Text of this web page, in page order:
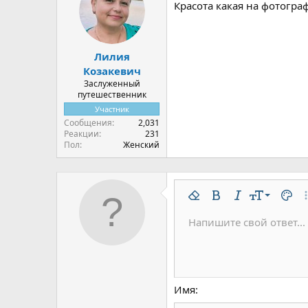
Лилия
Козакевич
Заслуженный
путешественник
Участник
Сообщения
2,031
Реакции
231
Пол
Женский
Красота какая на
Удалить
ЖирныйКурсивРазмер
9
10
18
22
Цвет
Шрифт Arial
Зачёркнутый
Подчёркнутый
Вставить
Спойлер
Код
Напишите свой ответ...
Имя